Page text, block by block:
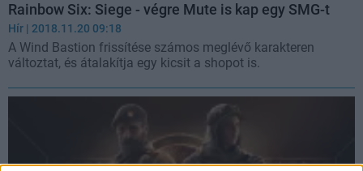
Rainbow Six: Siege - végre Mute is kap egy SMG-t
Hír | 2018.11.20 09:18
A Wind Bastion frissítése számos meglévő karakteren
változtat, és átalakítja egy kicsit a shopot is.